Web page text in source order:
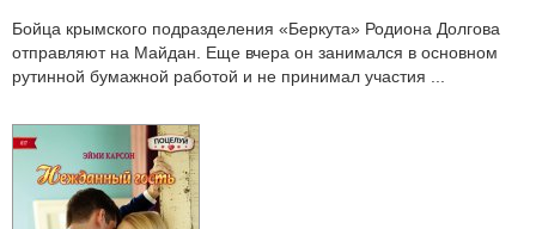
Бойца крымского подразделения «Беркута» Родиона Долгова
отправляют на Майдан. Еще вчера он занимался в основном
рутинной бумажной работой и не принимал участия ...